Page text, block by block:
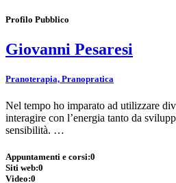
Profilo Pubblico
Giovanni Pesaresi
Pranoterapia, Pranopratica
Nel tempo ho imparato ad utilizzare
interagire con l’energia tanto da
sensibilità. …
Appuntamenti e corsi:0
Siti web:0
Video:0